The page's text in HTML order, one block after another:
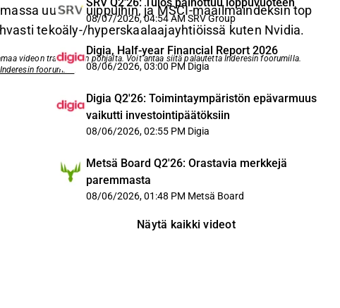
uusiin huippuihin, ja MSCI-maailmaindeksin top
tekoäly-/hyperskaalaajayhtiöissä kuten Nvidia.
videon transkriptin pohjalta. Voit antaa siitä palautetta Inderesin foorumilla.
Inderesin foorumilla
08/07/2026, 04:54 AM SRV Group
Digia, Half-year Financial Report 2026
08/06/2026, 03:00 PM Digia
Digia Q2'26: Toimintaympäristön epävarmuus
vaikutti investointipäätöksiin
08/06/2026, 02:55 PM Digia
Metsä Board Q2'26: Orastavia merkkejä
paremmasta
08/06/2026, 01:48 PM Metsä Board
Näytä kaikki videot